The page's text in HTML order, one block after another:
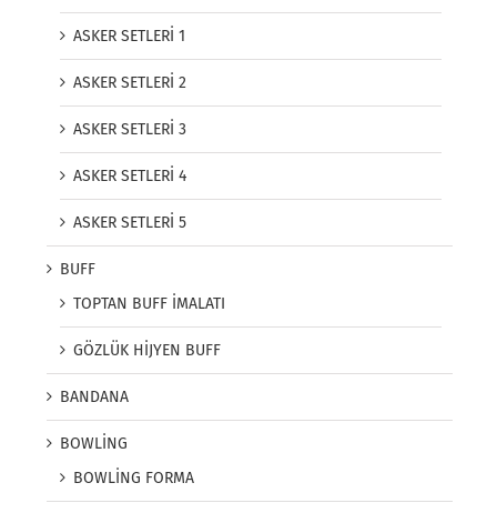
ASKER SETLERİ 1
ASKER SETLERİ 2
ASKER SETLERİ 3
ASKER SETLERİ 4
ASKER SETLERİ 5
BUFF
TOPTAN BUFF İMALATI
GÖZLÜK HİJYEN BUFF
BANDANA
BOWLİNG
BOWLİNG FORMA